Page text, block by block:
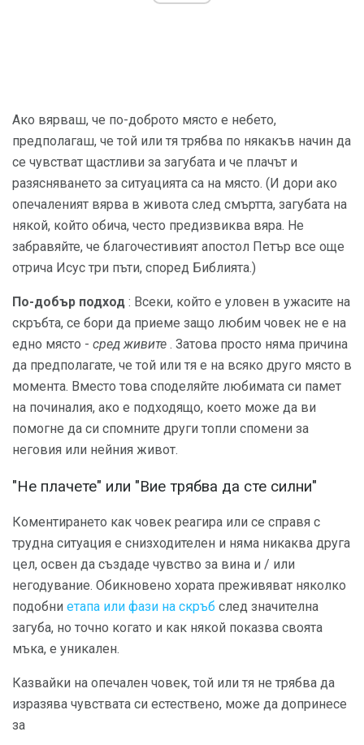
Ако вярваш, че по-доброто място е небето,
предполагаш, че той или тя трябва по някакъв начин да
се чувстват щастливи за загубата и че плачът и
разясняването за ситуацията са на място. (И дори ако
опечаленият вярва в живота след смъртта, загубата на
някой, който обича, често предизвиква вяра. Не
забравяйте, че благочестивият апостол Петър все още
отрича Исус три пъти, според Библията.)
По-добър подход : Всеки, който е уловен в ужасите на
скръбта, се бори да приеме защо любим човек не е на
едно място - сред живите . Затова просто няма причина
да предполагате, че той или тя е на всяко друго място в
момента. Вместо това споделяйте любимата си памет
на починалия, ако е подходящо, което може да ви
помогне да си спомните други топли спомени за
неговия или нейния живот.
"Не плачете" или "Вие трябва да сте силни"
Коментирането как човек реагира или се справя с
трудна ситуация е снизходителен и няма никаква друга
цел, освен да създаде чувство за вина и / или
негодувание. Обикновено хората преживяват няколко
подобни етапа или фази на скръб след значителна
загуба, но точно когато и как някой показва своята
мъка, е уникален.
Казвайки на опечален човек, той или тя не трябва да
изразява чувствата си естествено, може да допринесе
за